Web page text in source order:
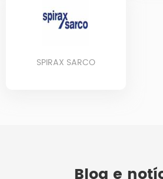
SPIRAX SARCO